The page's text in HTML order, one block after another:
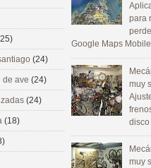
para
Google Maps Mobile
muy
disco
muy
(24)
de ave (24)
(24)
(18)